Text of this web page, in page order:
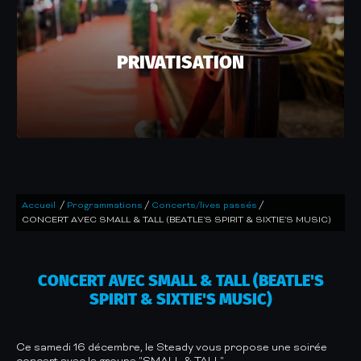
PRIVATISATION
Accueil / Programmations / Concerts/lives passés /
CONCERT AVEC SMALL & TALL (BEATLE'S SPIRIT & SIXTIE'S MUSIC)
CONCERT AVEC SMALL & TALL (BEATLE'S
SPIRIT & SIXTIE'S MUSIC)
Ce samedi 16 décembre, le Steady vous propose une soirée